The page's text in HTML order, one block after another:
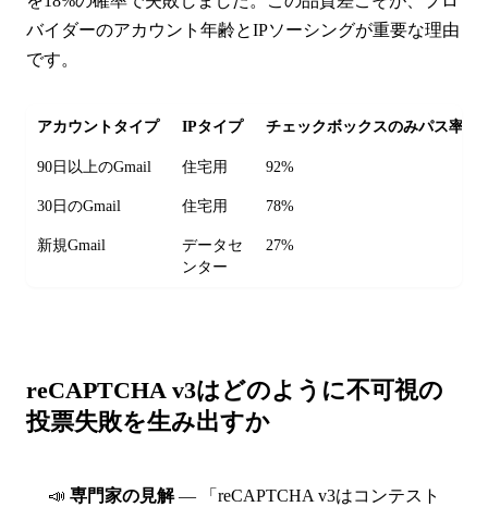
バイダーのアカウント年齢とIPソーシングが重要な理由
です。
アカウントタイプ IPタイプ チェックボックスのみパス率
90日以上のGmail 住宅用 92%
30日のGmail 住宅用 78%
新規Gmail
データセ
ンター
27%
reCAPTCHA v3はどのように不可視の
投票失敗を生み出すか
📣 専門家の見解— 「reCAPTCHA v3はコンテスト